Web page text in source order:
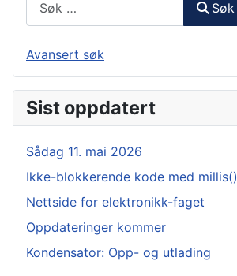
Søk
Avansert søk
Sist oppdatert
Sådag 11. mai 2026
Ikke-blokkerende kode med millis()
Nettside for elektronikk-faget
Oppdateringer kommer
Kondensator: Opp- og utlading